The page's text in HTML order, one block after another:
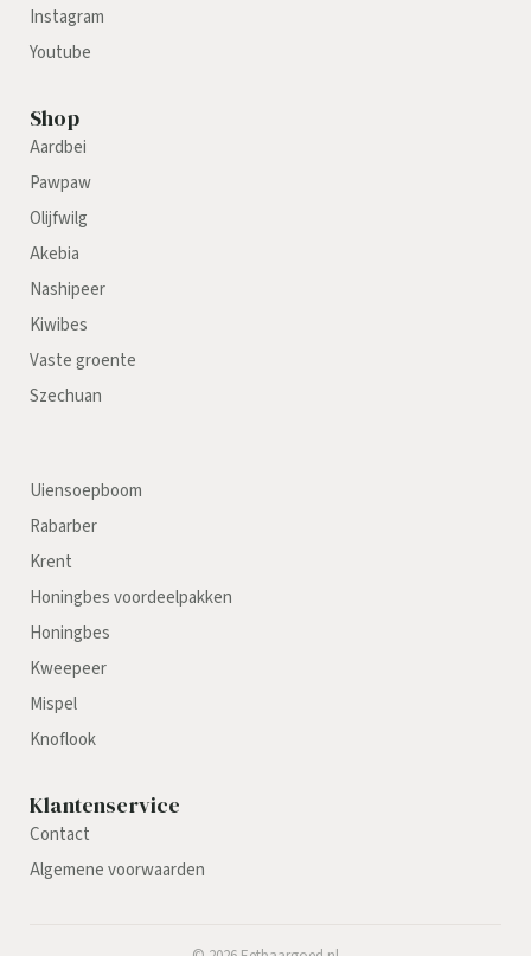
Instagram
Youtube
Shop
Aardbei
Pawpaw
Olijfwilg
Akebia
Nashipeer
Kiwibes
Vaste groente
Szechuan
Uiensoepboom
Rabarber
Krent
Honingbes voordeelpakken
Honingbes
Kweepeer
Mispel
Knoflook
Klantenservice
Contact
Algemene voorwaarden